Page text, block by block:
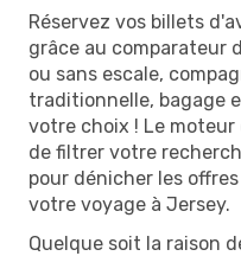
Réservez vos billets
grâce au comparateur
ou sans escale,
traditionnelle, bagage
votre choix ! Le moteur
de filtrer votre
pour dénicher les
votre voyage à Jersey.
Quelque soit la raison